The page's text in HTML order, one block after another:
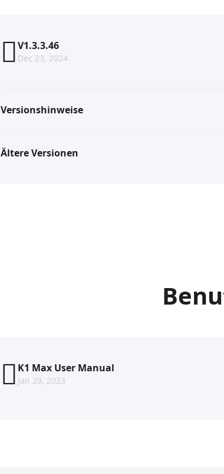
V1.3.3.46
Dec 23, 2024
Versionshinweise
Ältere Versionen
K1 Max User Manual
Jan 29, 2023